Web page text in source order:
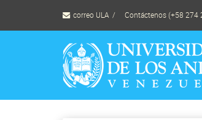
content
correo ULA Contáctenos (+58 274